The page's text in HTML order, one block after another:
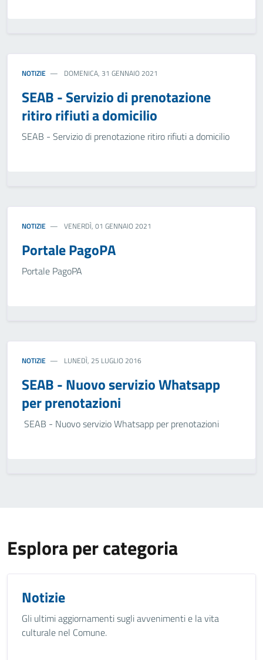
NOTIZIE DOMENICA, 31 GENNAIO 2021
SEAB - Servizio di prenotazione
ritiro rifiuti a domicilio
SEAB - Servizio di prenotazione ritiro rifiuti a domicilio
NOTIZIE VENERDÌ, 01 GENNAIO 2021
Portale PagoPA
Portale PagoPA
NOTIZIE LUNEDÌ, 25 LUGLIO 2016
SEAB - Nuovo servizio Whatsapp
per prenotazioni
SEAB - Nuovo servizio Whatsapp per prenotazioni
Esplora per categoria
Notizie
Gli ultimi aggiornamenti sugli avvenimenti e la vita
culturale nel Comune.